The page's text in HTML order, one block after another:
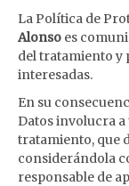
La Política de
Alonso es
del tratamiento y
interesadas.
En su
Datos involucra
tratamiento, que
considerándola
responsable de